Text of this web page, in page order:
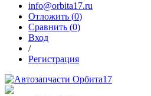
info@orbita17.ru
Отложить (0)
Сравнить (0)
Вход
/
Регистрация